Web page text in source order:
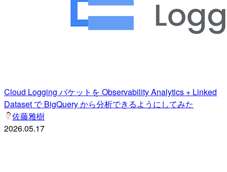
Cloud Logging バケットを Observability Analytics + Linked
Dataset で BigQuery から分析できるようにしてみた
佐藤雅樹
2026.05.17